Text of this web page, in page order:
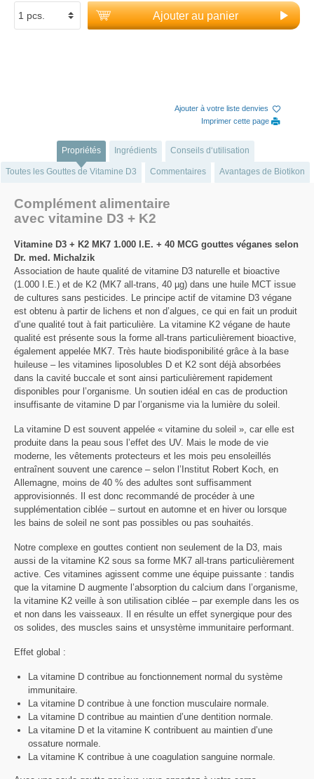
Ajouter au panier
Ajouter à votre liste denvies
Imprimer cette page
Propriétés Ingrédients Conseils d‘utilisation
Toutes les Gouttes de Vitamine D3 Commentaires Avantages de Biotikon
Complément alimentaire
avec vitamine D3 + K2
Vitamine D3 + K2 MK7 1.000 I.E. + 40 MCG gouttes véganes selon
Dr. med. Michalzik
Association de haute qualité de vitamine D3 naturelle et bioactive
(1.000 I.E.) et de K2 (MK7 all-trans, 40 µg) dans une huile MCT issue
de cultures sans pesticides. Le principe actif de vitamine D3 végane
est obtenu à partir de lichens et non d’algues, ce qui en fait un produit
d’une qualité tout à fait particulière. La vitamine K2 végane de haute
qualité est présente sous la forme all-trans particulièrement bioactive,
également appelée MK7. Très haute biodisponibilité grâce à la base
huileuse – les vitamines liposolubles D et K2 sont déjà absorbées
dans la cavité buccale et sont ainsi particulièrement rapidement
disponibles pour l’organisme. Un soutien idéal en cas de production
insuffisante de vitamine D par l’organisme via la lumière du soleil.
La vitamine D est souvent appelée « vitamine du soleil », car elle est
produite dans la peau sous l’effet des UV. Mais le mode de vie
moderne, les vêtements protecteurs et les mois peu ensoleillés
entraînent souvent une carence – selon l’Institut Robert Koch, en
Allemagne, moins de 40 % des adultes sont suffisamment
approvisionnés. Il est donc recommandé de procéder à une
supplémentation ciblée – surtout en automne et en hiver ou lorsque
les bains de soleil ne sont pas possibles ou pas souhaités.
Notre complexe en gouttes contient non seulement de la D3, mais
aussi de la vitamine K2 sous sa forme MK7 all-trans particulièrement
active. Ces vitamines agissent comme une équipe puissante : tandis
que la vitamine D augmente l’absorption du calcium dans l’organisme,
la vitamine K2 veille à son utilisation ciblée – par exemple dans les os
et non dans les vaisseaux. Il en résulte un effet synergique pour des
os solides, des muscles sains et unsystème immunitaire performant.
Effet global :
La vitamine D contribue au fonctionnement normal du système
immunitaire.
La vitamine D contribue à une fonction musculaire normale.
La vitamine D contribue au maintien d’une dentition normale.
La vitamine D et la vitamine K contribuent au maintien d’une
ossature normale.
La vitamine K contribue à une coagulation sanguine normale.